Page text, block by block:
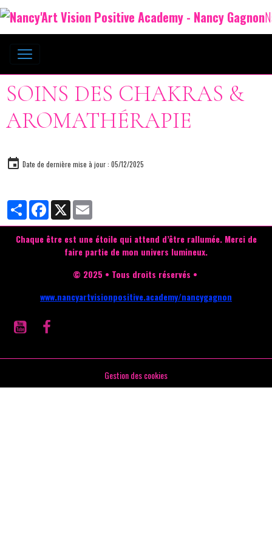
SOINS DES CHAKRAS &
AROMATHÉRAPIE
Date de dernière mise à jour : 05/12/2025
PartagerFacebook
X
Chaque être est une étoile qui attend d’être rallumée. Merci de
faire partie de mon univers lumineux.
© 2025 • Tous droits réservés •
www.nancyartvisionpositive.academy/nancygagnon
Gestion des cookies